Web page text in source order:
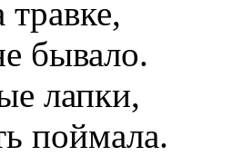
травке,
бывало.
лапки,
поймала.